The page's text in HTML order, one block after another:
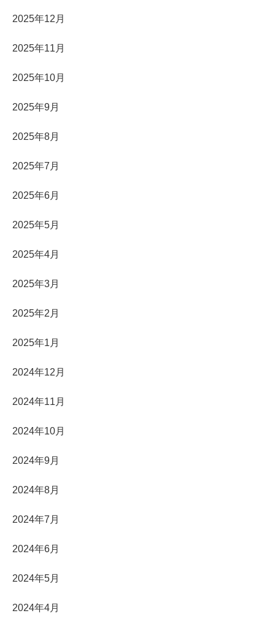
2025年12月
2025年11月
2025年10月
2025年9月
2025年8月
2025年7月
2025年6月
2025年5月
2025年4月
2025年3月
2025年2月
2025年1月
2024年12月
2024年11月
2024年10月
2024年9月
2024年8月
2024年7月
2024年6月
2024年5月
2024年4月